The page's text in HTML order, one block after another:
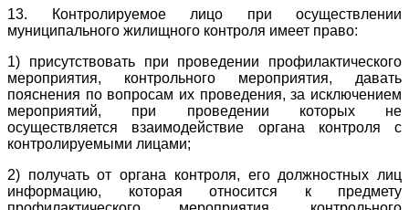
13. Контролируемое лицо при осуществлении
муниципального жилищного контроля имеет право:
1) присутствовать при проведении профилактического
мероприятия, контрольного мероприятия, давать
пояснения по вопросам их проведения, за исключением
мероприятий, при проведении которых не
осуществляется взаимодействие органа контроля с
контролируемыми лицами;
2) получать от органа контроля, его должностных лиц
информацию, которая относится к предмету